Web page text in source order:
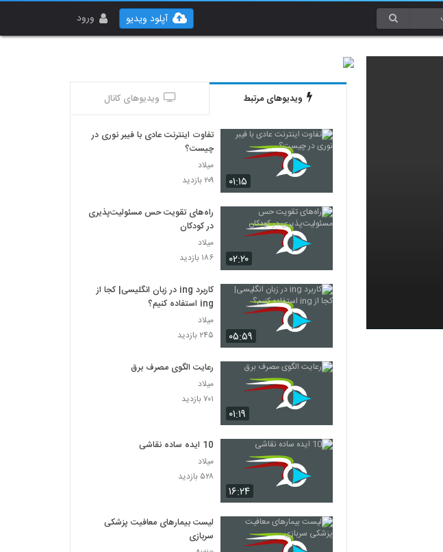
ورود آپلود ویدیو
ویدیوهای مرتبط ویدیوهای کانال
۰۱:۱۵
تفاوت اینترنت عادی با فیبر نوری در
چیست؟
میلاد
۲۰۹ بازدید
۰۲:۲۰
راه‌های تقویت حس مسئولیت‌پذیری
در کودکان
میلاد
۱۸۶ بازدید
۰۵:۵۹
کاربرد ing در زبان انگلیسی| کجا از
ing استفاده کنیم؟
میلاد
۲۴۵ بازدید
۰۱:۱۹
رعایت الگوی مصرف برق
میلاد
۷۰۱ بازدید
۱۶:۲۴
10 ایده ساده نقاشی
میلاد
۵۲۸ بازدید
لیست بیمارهای معافیت پزشکی
سربازی